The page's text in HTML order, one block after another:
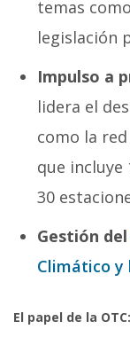
temas
legislación
Impulso a
lidera el
como la
que incluye
30
Gestión del
Climático y
El papel de la